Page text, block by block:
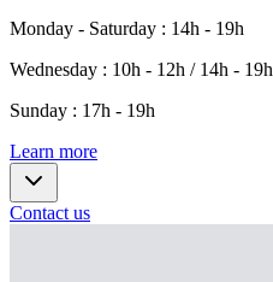
Monday - Saturday : 14h - 19h
Wednesday : 10h - 12h / 14h - 19h
Sunday : 17h - 19h
Learn more
Contact us